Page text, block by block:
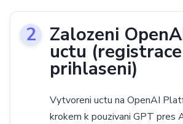
Zalozeni
uctu
prihlaseni)
Vytvoreni uctu na OpenAI
krokem k pouzivani GPT pres